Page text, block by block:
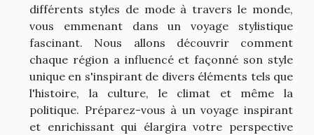
différents styles de mode à travers le monde,
vous emmenant dans un voyage stylistique
fascinant. Nous allons découvrir comment
chaque région a influencé et façonné son style
unique en s'inspirant de divers éléments tels que
l'histoire, la culture, le climat et même la
politique. Préparez-vous à un voyage inspirant
et enrichissant qui élargira votre perspective